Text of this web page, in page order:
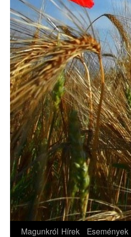
Magunkról Hírek Események